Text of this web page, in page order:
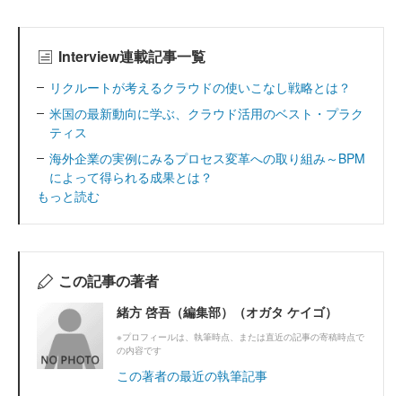
Interview連載記事一覧
リクルートが考えるクラウドの使いこなし戦略とは？
米国の最新動向に学ぶ、クラウド活用のベスト・プラク
ティス
海外企業の実例にみるプロセス変革への取り組み～BPM
によって得られる成果とは？
もっと読む
この記事の著者
緒方 啓吾（編集部）（オガタ ケイゴ）
※プロフィールは、執筆時点、または直近の記事の寄稿時点で
の内容です
この著者の最近の執筆記事